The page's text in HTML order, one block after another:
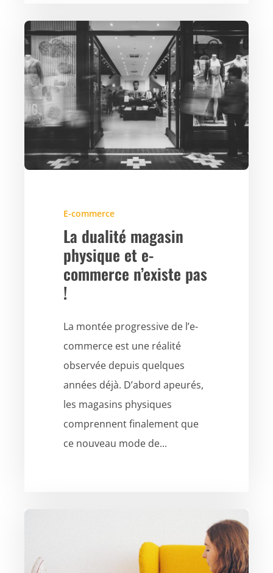
E-commerce
La dualité magasin
physique et e-
commerce n’existe pas
!
La montée progressive de l’e-
commerce est une réalité
observée depuis quelques
années déjà. D’abord apeurés,
les magasins physiques
comprennent finalement que
ce nouveau mode de...